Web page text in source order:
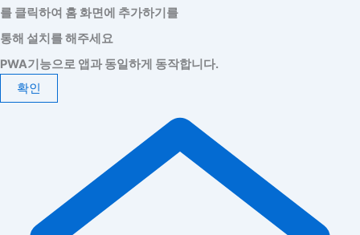
를 클릭하여 홈 화면에 추가하기를
통해 설치를 해주세요
PWA기능으로 앱과 동일하게 동작합니다.
확인